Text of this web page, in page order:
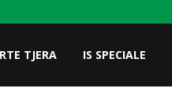
TJERA IS SPECIALE